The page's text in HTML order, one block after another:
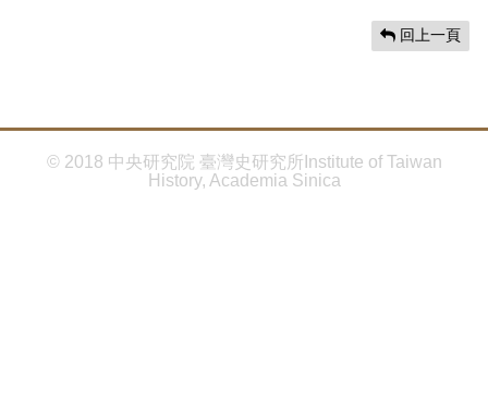
回上一頁
© 2018 中央研究院 臺灣史研究所Institute of Taiwan
History, Academia Sinica